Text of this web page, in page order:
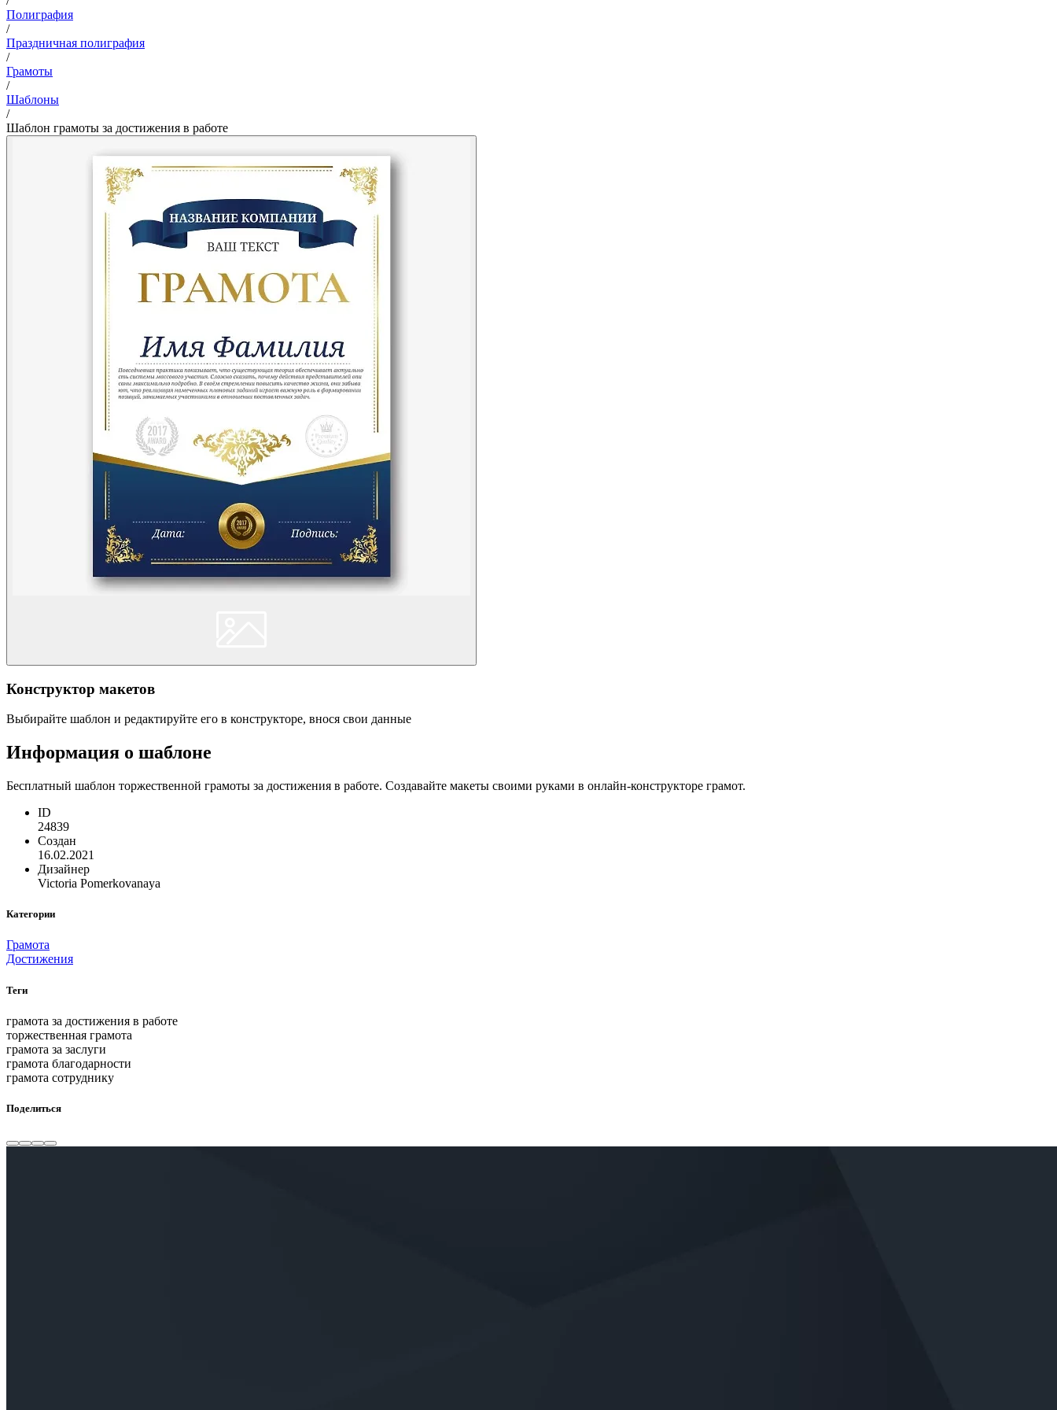
Полиграфия
/
Праздничная полиграфия
/
Грамоты
/
Шаблоны
/
Шаблон грамоты за достижения в работе
Конструктор макетов
Выбирайте шаблон и редактируйте его в конструкторе, внося свои данные
Информация о шаблоне
Бесплатный шаблон торжественной грамоты за достижения в работе. Создавайте макеты своими руками в онлайн-конструкторе грамот.
ID
24839
Создан
16.02.2021
Дизайнер
Victoria Pomerkovanaya
Категории
Грамота
Достижения
Теги
грамота за достижения в работе
торжественная грамота
грамота за заслуги
грамота благодарности
грамота сотруднику
Поделиться